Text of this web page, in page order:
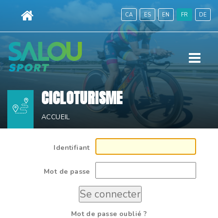
CA ES EN FR DE
CICLOTURISME
ACCUEIL
Identifiant
Mot de passe
Mot de passe oublié ?